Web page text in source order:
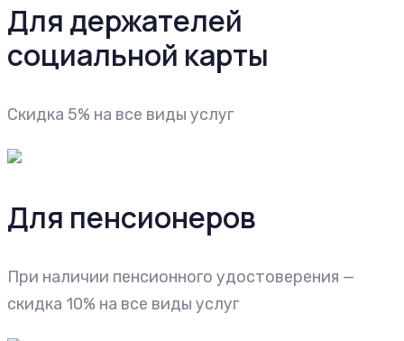
Для держателей
социальной карты
Скидка 5% на все виды услуг
Для пенсионеров
При наличии пенсионного удостоверения —
скидка 10% на все виды услуг